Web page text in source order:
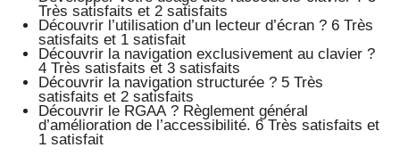
Très satisfaits et 2 satisfaits
Découvrir l’utilisation d’un lecteur d’écran ? 6 Très
satisfaits et 1 satisfait
Découvrir la navigation exclusivement au clavier ?
4 Très satisfaits et 3 satisfaits
Découvrir la navigation structurée ? 5 Très
satisfaits et 2 satisfaits
Découvrir le RGAA ? Règlement général
d’amélioration de l’accessibilité. 6 Très satisfaits et
1 satisfait